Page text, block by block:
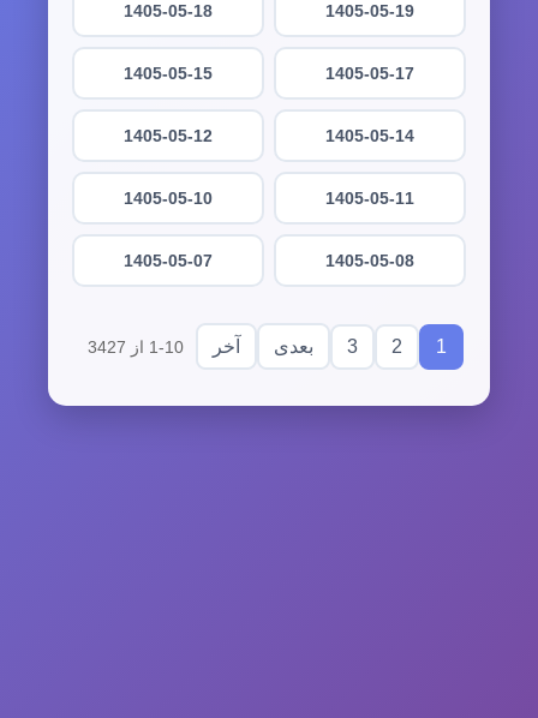
1405-05-19
1405-05-18
1405-05-17
1405-05-15
1405-05-14
1405-05-12
1405-05-11
1405-05-10
1405-05-08
1405-05-07
1
2
3 بعدی آخر 1-10 از 3427